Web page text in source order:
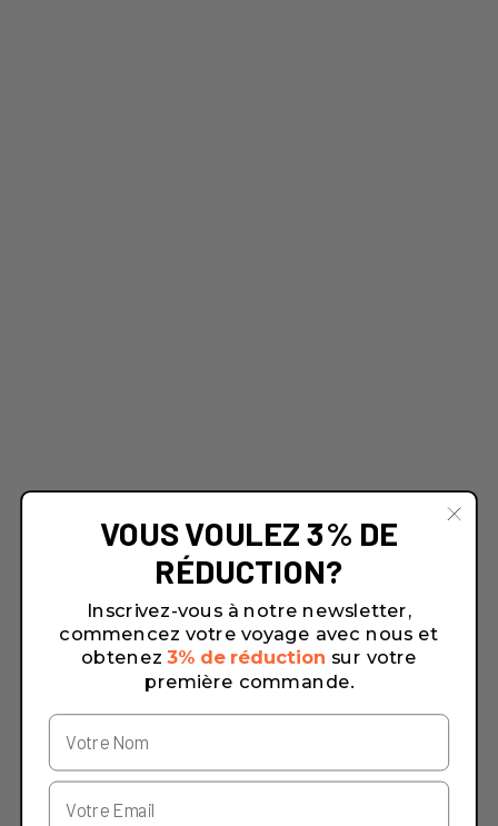
VOUS VOULEZ 3% DE
RÉDUCTION?
Inscrivez-vous à notre newsletter,
commencez votre voyage avec nous et
obtenez 3% de réduction sur votre
première commande.